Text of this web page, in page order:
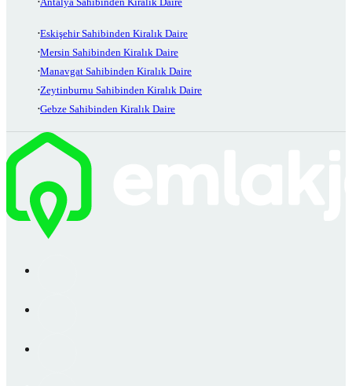
Eskişehir Sahibinden Kiralık Daire
Mersin Sahibinden Kiralık Daire
Manavgat Sahibinden Kiralık Daire
Zeytinburnu Sahibinden Kiralık Daire
Gebze Sahibinden Kiralık Daire